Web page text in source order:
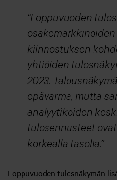
Loppuvuoden
kiinnostuksen
yhtiöiden
2023.
epävarma, mutta
analyytikoiden
tulosennusteet
korkealla tasolla.
Loppuvuoden tulosnäkymän